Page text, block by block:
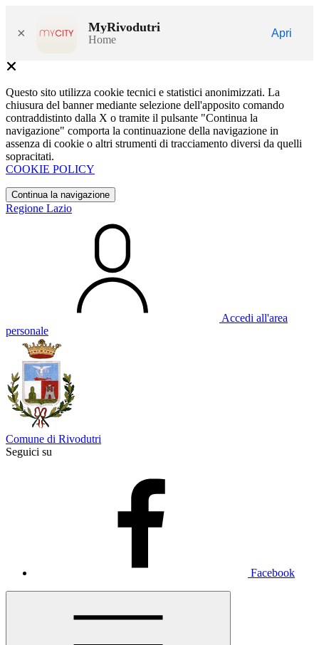
× MyRivodutri
Home
Apri
Questo sito utilizza cookie tecnici e statistici anonimizzati. La
chiusura del banner mediante selezione dell'apposito comando
contraddistinto dalla X o tramite il pulsante "Continua la
navigazione" comporta la continuazione della navigazione in
assenza di cookie o altri strumenti di tracciamento diversi da quelli
sopracitati.
COOKIE POLICY
Continua la navigazione
Regione Lazio
Accedi all'area
personale
Comune di Rivodutri
Seguici su
Facebook